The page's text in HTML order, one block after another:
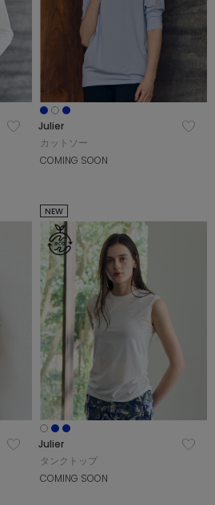
Julier
カットソー
COMING SOON
NEW
Julier
タンクトップ
COMING SOON